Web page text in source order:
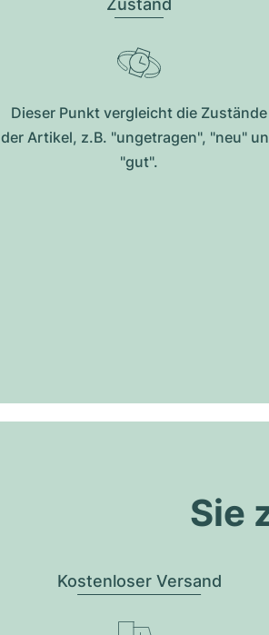
Zustand
Dieser Punkt vergleicht die Zustände
der Artikel, z.B. "ungetragen", "neu"
"gut".
Sie
Kostenloser Versand